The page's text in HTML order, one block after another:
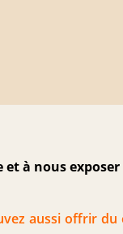
et à nous
aussi offrir